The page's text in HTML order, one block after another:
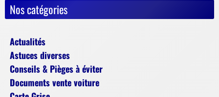
Nos catégories
Actualités
Astuces diverses
Conseils & Pièges à éviter
Documents vente voiture